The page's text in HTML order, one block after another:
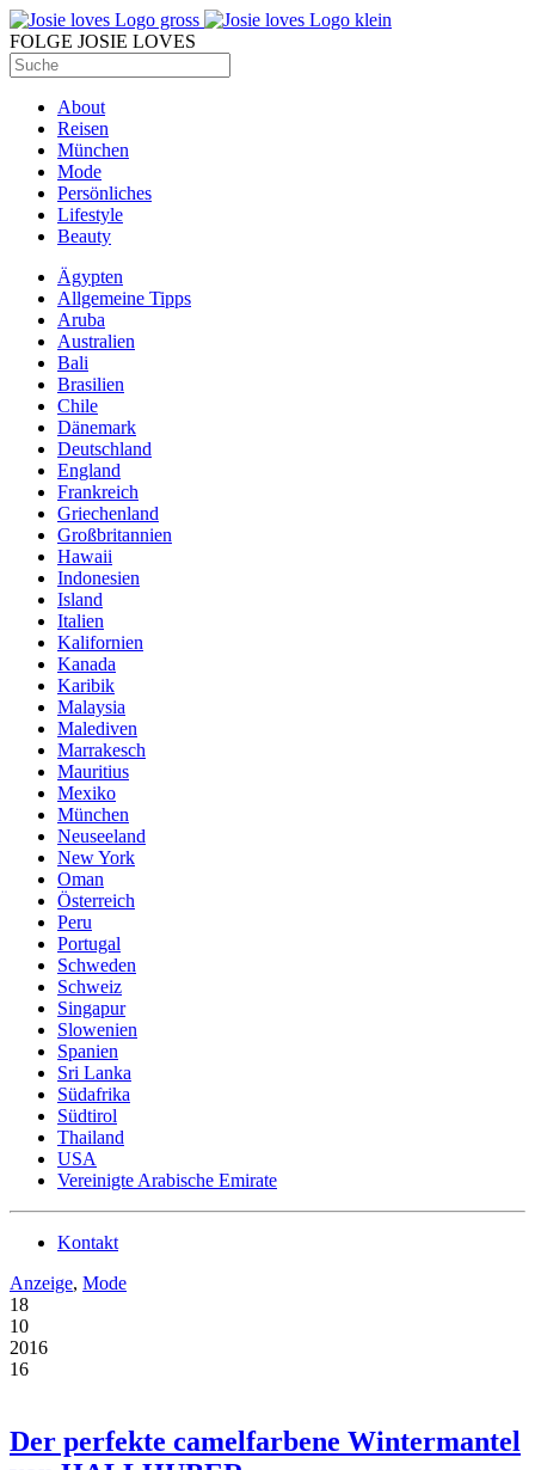
FOLGE JOSIE LOVES
About
Reisen
München
Mode
Persönliches
Lifestyle
Beauty
Ägypten
Allgemeine Tipps
Aruba
Australien
Bali
Brasilien
Chile
Dänemark
Deutschland
England
Frankreich
Griechenland
Großbritannien
Hawaii
Indonesien
Island
Italien
Kalifornien
Kanada
Karibik
Malaysia
Malediven
Marrakesch
Mauritius
Mexiko
München
Neuseeland
New York
Oman
Österreich
Peru
Portugal
Schweden
Schweiz
Singapur
Slowenien
Spanien
Sri Lanka
Südafrika
Südtirol
Thailand
USA
Vereinigte Arabische Emirate
Kontakt
Anzeige, Mode
18
10
2016
16
Der perfekte camelfarbene Wintermantel